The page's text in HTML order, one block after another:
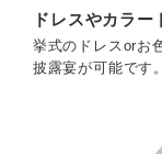
ドレスやカラ
挙式のドレスorお
披露宴が可能です。